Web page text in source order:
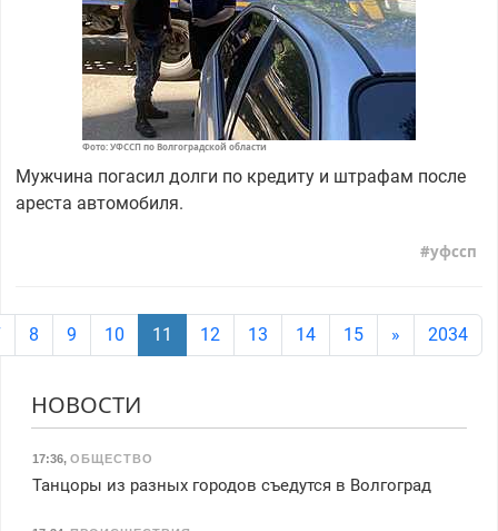
Фото: УФССП по Волгоградской области
Мужчина погасил долги по кредиту и штрафам после
ареста автомобиля.
уфссп
8 9 10 11 12 13 14 15 » 2034
НОВОСТИ
17:36, ОБЩЕСТВО
Танцоры из разных городов съедутся в Волгоград